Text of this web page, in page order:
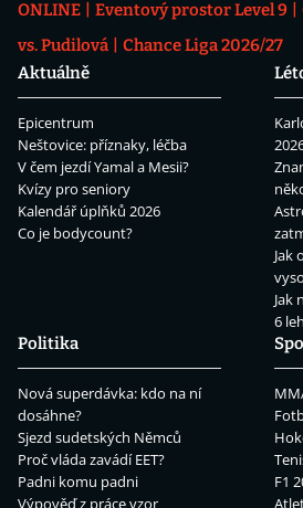
ONLINE
Eventový prostor Level 9
vs. Pudilová
Chance Liga 2026/27
Aktuálně
Epicentrum
Neštovice: příznaky, léčba
V čem jezdí Yamal a Mesii?
Kvízy pro seniory
Kalendář úplňků 2026
Co je bodycount?
Jak
Jak
6
Politika
Nová superdávka: kdo na ní
dosáhne?
Sjezd sudetských Němců
Proč vláda zavádí EET?
Padni komu padni
Výpověď z práce vzor
F1